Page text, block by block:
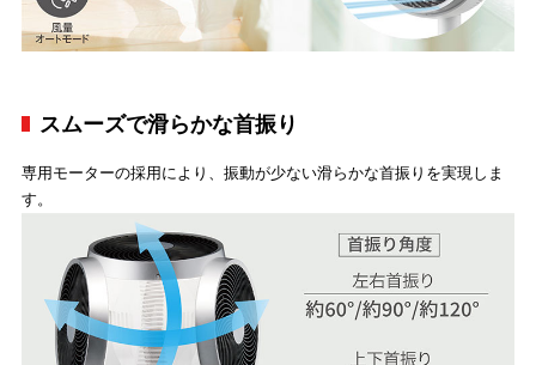
スムーズで滑らかな首振り
専用モーターの採用により、振動が少ない滑らかな首振りを実現しま
す。